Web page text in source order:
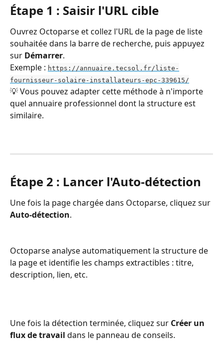
Étape 1 : Saisir l'URL cible
Ouvrez Octoparse et collez l'URL de la page de liste
souhaitée dans la barre de recherche, puis appuyez
sur Démarrer.
Exemple : https://annuaire.tecsol.fr/liste-
fournisseur-solaire-installateurs-epc-339615/
💡 Vous pouvez adapter cette méthode à n'importe
quel annuaire professionnel dont la structure est
similaire.
Étape 2 : Lancer l'Auto-détection
Une fois la page chargée dans Octoparse, cliquez sur
Auto-détection.
Octoparse analyse automatiquement la structure de
la page et identifie les champs extractibles : titre,
description, lien, etc.
Une fois la détection terminée, cliquez sur Créer un
flux de travail dans le panneau de conseils.